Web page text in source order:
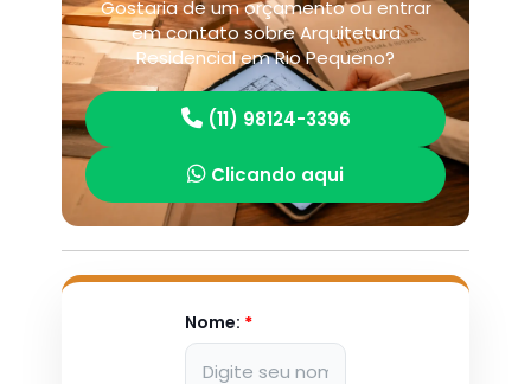
Gostaria de um orçamento ou entrar
em contato sobre Arquitetura
Residencial em Rio Pequeno?
(11) 98124-3396
Clicando aqui
Nome: *